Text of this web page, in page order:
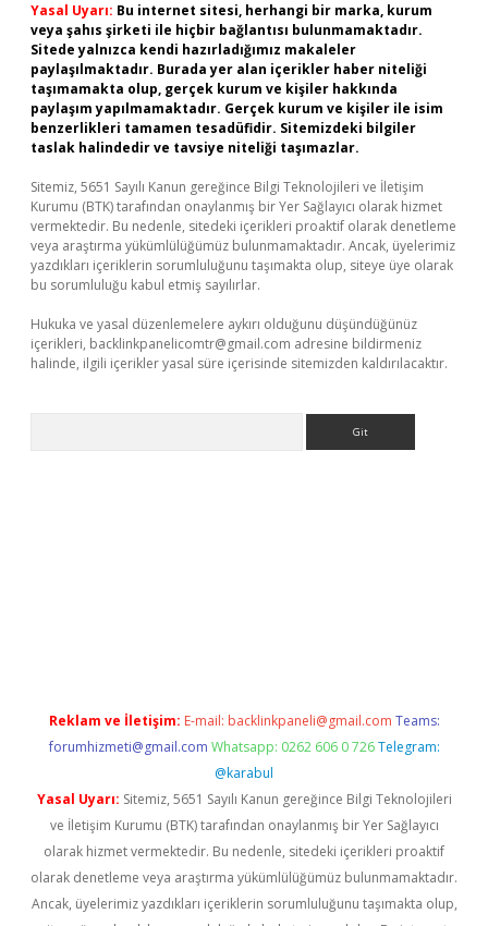
Yasal Uyarı: Bu internet sitesi, herhangi bir marka, kurum
veya şahıs şirketi ile hiçbir bağlantısı bulunmamaktadır.
Sitede yalnızca kendi hazırladığımız makaleler
paylaşılmaktadır. Burada yer alan içerikler haber niteliği
taşımamakta olup, gerçek kurum ve kişiler hakkında
paylaşım yapılmamaktadır. Gerçek kurum ve kişiler ile isim
benzerlikleri tamamen tesadüfidir. Sitemizdeki bilgiler
taslak halindedir ve tavsiye niteliği taşımazlar.
Sitemiz, 5651 Sayılı Kanun gereğince Bilgi Teknolojileri ve İletişim
Kurumu (BTK) tarafından onaylanmış bir Yer Sağlayıcı olarak hizmet
vermektedir. Bu nedenle, sitedeki içerikleri proaktif olarak denetleme
veya araştırma yükümlülüğümüz bulunmamaktadır. Ancak, üyelerimiz
yazdıkları içeriklerin sorumluluğunu taşımakta olup, siteye üye olarak
bu sorumluluğu kabul etmiş sayılırlar.
Hukuka ve yasal düzenlemelere aykırı olduğunu düşündüğünüz
içerikleri, backlinkpanelicomtr@gmail.com adresine bildirmeniz
halinde, ilgili içerikler yasal süre içerisinde sitemizden kaldırılacaktır.
Reklam ve İletişim: E-mail: backlinkpaneli@gmail.com Teams:
forumhizmeti@gmail.com Whatsapp: 0262 606 0 726 Telegram:
@karabul
Yasal Uyarı: Sitemiz, 5651 Sayılı Kanun gereğince Bilgi Teknolojileri
ve İletişim Kurumu (BTK) tarafından onaylanmış bir Yer Sağlayıcı
olarak hizmet vermektedir. Bu nedenle, sitedeki içerikleri proaktif
olarak denetleme veya araştırma yükümlülüğümüz bulunmamaktadır.
Ancak, üyelerimiz yazdıkları içeriklerin sorumluluğunu taşımakta olup,